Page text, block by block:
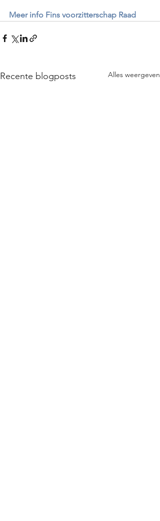
Meer info Fins voorzitterschap Raad
Recente blogposts Alles weergeven